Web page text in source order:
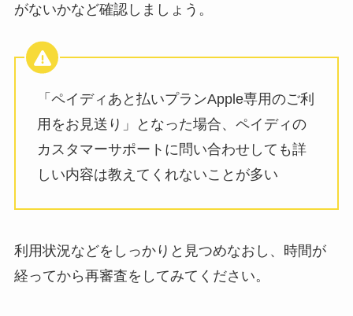
がないかなど確認しましょう。
「ペイディあと払いプランApple専用のご利
用をお見送り」となった場合、ペイディの
カスタマーサポートに問い合わせしても詳
しい内容は教えてくれないことが多い
利用状況などをしっかりと見つめなおし、時間が
経ってから再審査をしてみてください。